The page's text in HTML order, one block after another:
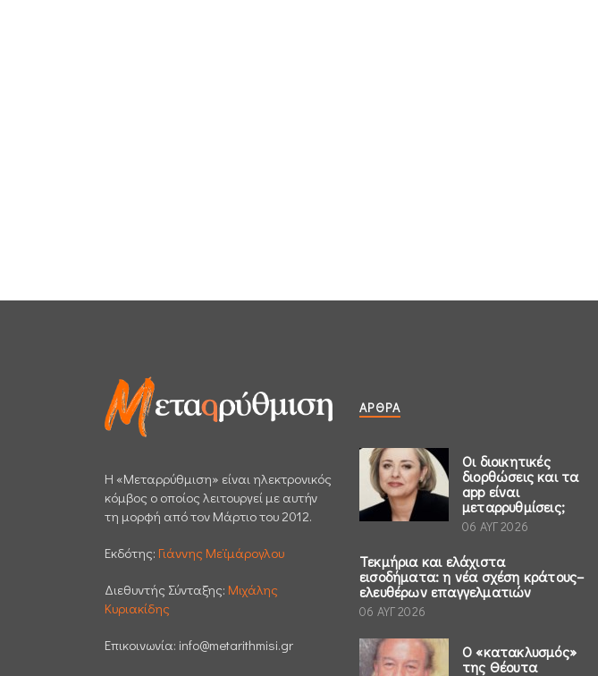
H «Μεταρρύθμιση» είναι ηλεκτρονικός
κόμβος ο οποίος λειτουργεί με αυτήν
τη μορφή από τον Μάρτιο του 2012.
Εκδότης: Γιάννης Μεϊμάρογλου
Διεθυντής Σύνταξης: Μιχάλης
Κυριακίδης
Επικοινωνία: info@metarithmisi.gr
ΆΡΘΡΑ
Οι διοικητικές
διορθώσεις και τα
app είναι
μεταρρυθμίσεις;
06 ΑΥΓ 2026
Τεκμήρια και ελάχιστα
εισοδήματα: η νέα σχέση κράτους–
ελευθέρων επαγγελματιών
06 ΑΥΓ 2026
Ο «κατακλυσμός»
της Θέουτα